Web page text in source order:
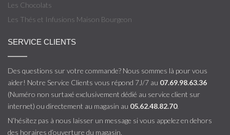
Les Chocolats
Les Thés et Infusions Maison Bourgeon
SERVICE CLIENTS
Des questions sur votre commande? Nous sommes là pour vous
aider! Notre Service Clients vous répond 7J/7 au 07.69.98.63.36
(Numéro non surtaxé exclusivement dédié au service client sur
internet) ou directement au magasin au 05.62.48.82.70.
N’hésitez pas à nous laisser un message si vous appelez en dehors
des horaires d’ouverture du magasin.